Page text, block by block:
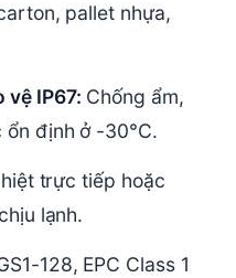
pallet nhựa,
vệ IP67: Chống ẩm,
định ở -30°C.
trực tiếp hoặc
lạnh.
128, EPC Class 1